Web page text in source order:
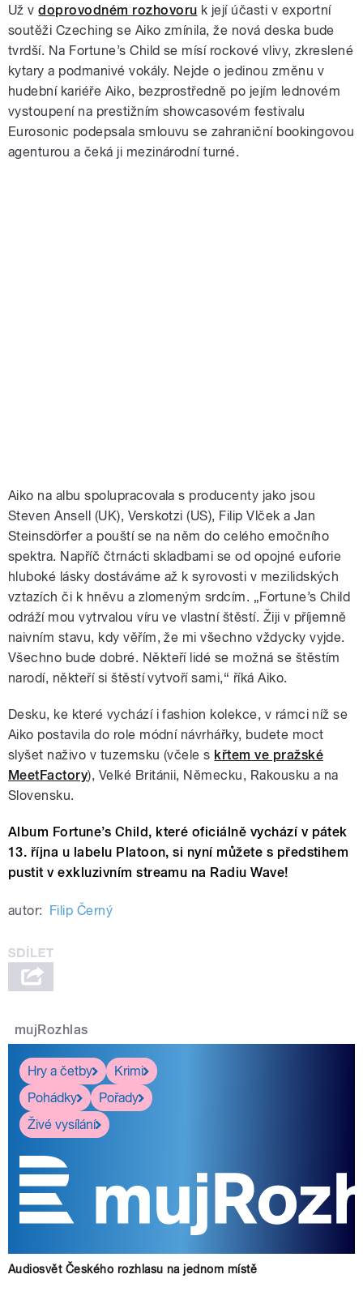
Už vdoprovodném rozhovoru k její účasti v exportní
soutěži Czeching se Aiko zmínila, že nová deska bude
tvrdší. Na Fortune’s Child se mísí rockové vlivy, zkreslené
kytary a podmanivé vokály. Nejde o jedinou změnu v
hudební kariéře Aiko, bezprostředně po jejím lednovém
vystoupení na prestižním showcasovém festivalu
Eurosonic podepsala smlouvu se zahraniční bookingovou
agenturou a čeká ji mezinárodní turné.
Aiko na albu spolupracovala s producenty jako jsou
Steven Ansell (UK), Verskotzi (US), Filip Vlček a Jan
Steinsdörfer a pouští se na něm do celého emočního
spektra. Napříč čtrnácti skladbami se od opojné euforie
hluboké lásky dostáváme až k syrovosti v mezilidských
vztazích či k hněvu a zlomeným srdcím. „Fortune’s Child
odráží mou vytrvalou víru ve vlastní štěstí. Žiji v příjemně
naivním stavu, kdy věřím, že mi všechno vždycky vyjde.
Všechno bude dobré. Někteří lidé se možná se štěstím
narodí, někteří si štěstí vytvoří sami,“ říká Aiko.
Desku, ke které vychází i fashion kolekce, v rámci níž se
Aiko postavila do role módní návrhářky, budete moct
slyšet naživo v tuzemsku (včele s křtem ve pražské
MeetFactory), Velké Británii, Německu, Rakousku a na
Slovensku.
Album Fortune’s Child, které oficiálně vychází v pátek
13. října u labelu Platoon, si nyní můžete s předstihem
pustit v exkluzivním streamu na Radiu Wave!
autor: Filip Černý
mujRozhlas
Hry a četby
Krimi
Pohádky
Pořady
Živé vysílání
Audiosvět Českého rozhlasu na jednom místě